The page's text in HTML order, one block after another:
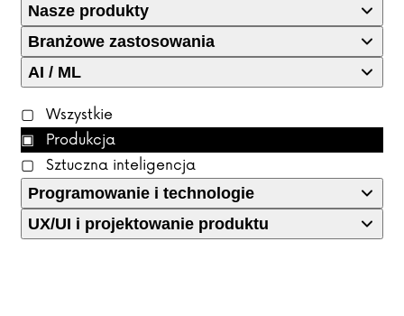
Nasze produkty
Branżowe zastosowania
AI / ML
Wszystkie
Produkcja
Sztuczna inteligencja
Programowanie i technologie
UX/UI i projektowanie produktu